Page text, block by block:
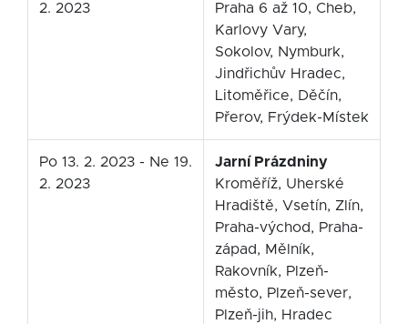
2. 2023
Praha 6 až 10, Cheb,
Karlovy Vary,
Sokolov, Nymburk,
Jindřichův Hradec,
Litoměřice, Děčín,
Přerov, Frýdek-Místek
Po 13. 2. 2023 - Ne 19.
2. 2023
Jarní Prázdniny
Kroměříž, Uherské
Hradiště, Vsetín, Zlín,
Praha-východ, Praha-
západ, Mělník,
Rakovník, Plzeň-
město, Plzeň-sever,
Plzeň-jih, Hradec